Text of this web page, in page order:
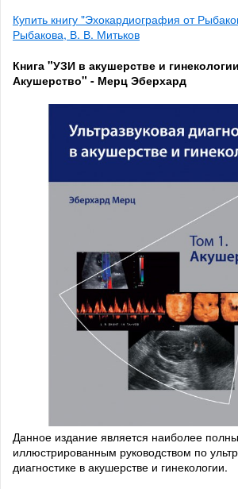
Купить книгу "Эхокардиография от
Рыбакова, В. В. Митьков
Книга "УЗИ в акушерстве и
Акушерство" - Мерц Эберхард
Данное издание является наиболее
иллюстрированным руководством по
диагностике в акушерстве и гинекологии.